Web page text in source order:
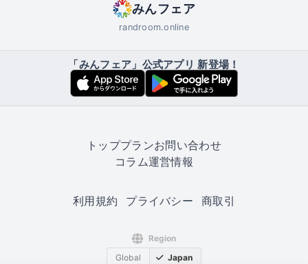
みんフェア
randroom.online
「みんフェア」公式アプリ 新登場！
トッププランお問い合わせ
コラム運営情報
利用規約 プライバシー 商取引
Region
Global
Japan